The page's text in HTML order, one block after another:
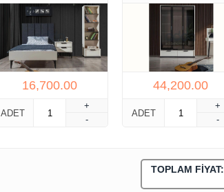
16,700.00
ADET
+
-
44,200.00
ADET
+
-
TOPLAM FIYAT: